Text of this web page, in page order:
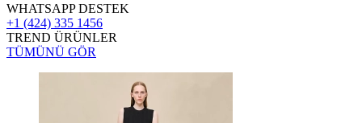
WHATSAPP DESTEK
+1 (424) 335 1456
TREND ÜRÜNLER
TÜMÜNÜ GÖR